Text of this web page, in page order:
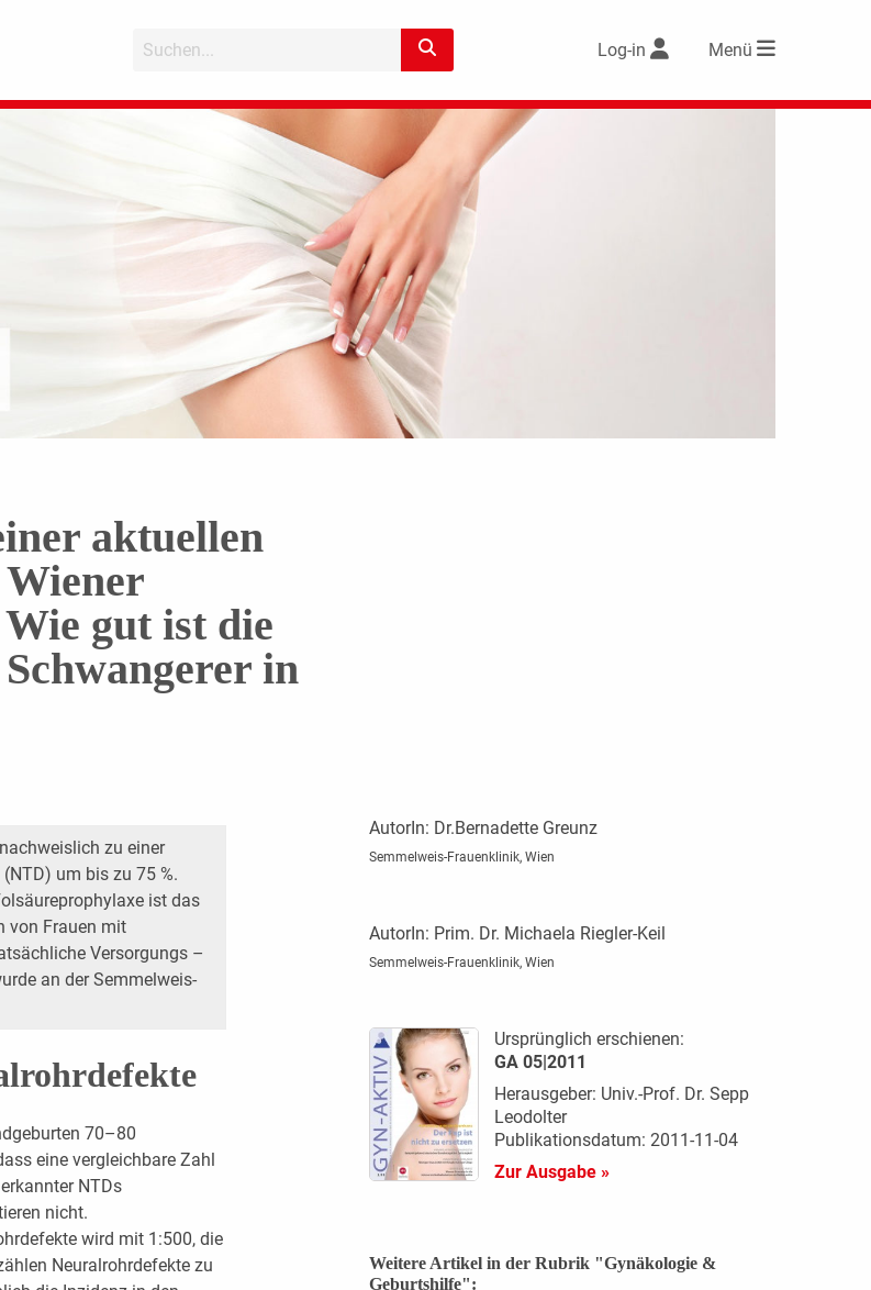
Log-in Menü
aktuellen
gut ist die
in
zu einer
um bis zu 75 %.
ist das
von Frauen mit
Versorgungs –
an der Semmelweis-
70–80
eine vergleichbare Zahl
NTDs
nicht.
wird mit 1:500, die
Neuralrohrdefekte zu
AutorIn: Dr.Bernadette Greunz
Semmelweis-Frauenklinik, Wien
AutorIn: Prim. Dr. Michaela Riegler-Keil
Semmelweis-Frauenklinik, Wien
Ursprünglich erschienen:
GA 05|2011
Herausgeber: Univ.-Prof. Dr. Sepp
Leodolter
Publikationsdatum: 2011-11-04
Zur Ausgabe »
Weitere Artikel in der Rubrik "Gynäkologie &
Geburtshilfe":